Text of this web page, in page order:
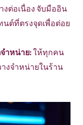
งต่อเนื่อง จับมืออิน
นต์ที่ตรงจุดเพื่อต่อย
ำหน่าย:ให้ทุกคน
งจำหน่ายในร้าน